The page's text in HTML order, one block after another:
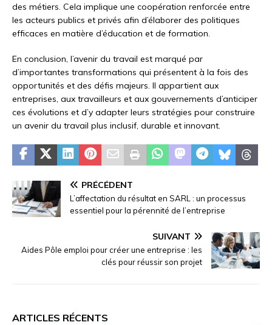
des métiers. Cela implique une coopération renforcée entre
les acteurs publics et privés afin d’élaborer des politiques
efficaces en matière d’éducation et de formation.
En conclusion, l’avenir du travail est marqué par
d’importantes transformations qui présentent à la fois des
opportunités et des défis majeurs. Il appartient aux
entreprises, aux travailleurs et aux gouvernements d’anticiper
ces évolutions et d’y adapter leurs stratégies pour construire
un avenir du travail plus inclusif, durable et innovant.
PRÉCÉDENT
L’affectation du résultat en SARL : un processus
essentiel pour la pérennité de l’entreprise
SUIVANT
Aides Pôle emploi pour créer une entreprise : les
clés pour réussir son projet
ARTICLES RÉCENTS